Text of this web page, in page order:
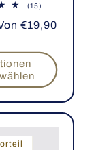
(15)
insgesamt
€19,90